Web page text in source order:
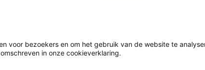
voor bezoekers en om het gebruik van de website te
in onze cookieverklaring.